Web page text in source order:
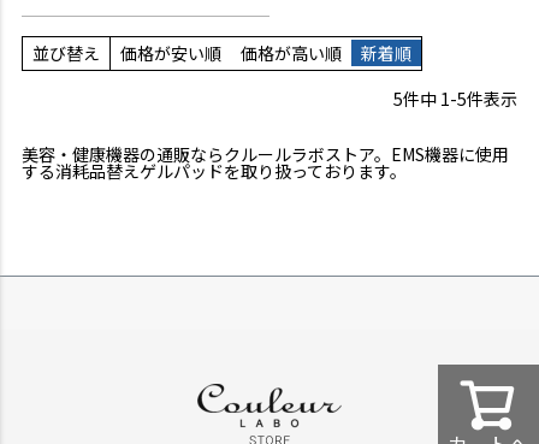
並び替え 価格が安い順 価格が高い順
新着順
5件中 1-5件表示
美容・健康機器の通販ならクルールラボストア。EMS機器に使用
する消耗品替えゲルパッドを取り扱っております。